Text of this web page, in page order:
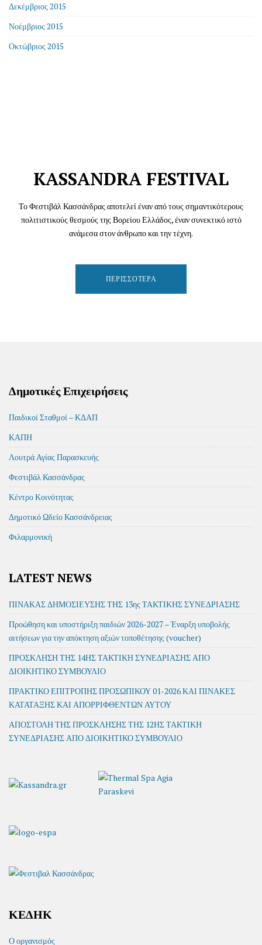
Δεκέμβριος 2015
Νοέμβριος 2015
Οκτώβριος 2015
KASSANDRA FESTIVAL
Το Φεστιβάλ Κασσάνδρας αποτελεί έναν από τους σημαντικότερους
πολιτιστικούς θεσμούς της Βορείου Ελλάδος, έναν συνεκτικό ιστό
ανάμεσα στον άνθρωπο και την τέχνη.
ΠΕΡΙΣΣΌΤΕΡΑ
Δημοτικές Επιχειρήσεις
Παιδικοί Σταθμοί – ΚΔΑΠ
ΚΑΠΗ
Λουτρά Αγίας Παρασκευής
Φεστιβάλ Κασσάνδρας
Κέντρο Κοινότητας
Δημοτικό Ωδείο Κασσάνδρειας
Φιλαρμονική
LATEST NEWS
ΠΙΝΑΚΑΣ ΔΗΜΟΣΙΕΥΣΗΣ ΤΗΣ 13ης ΤΑΚΤΙΚΗΣ ΣΥΝΕΔΡΙΑΣΗΣ
Προώθηση και υποστήριξη παιδιών 2026-2027 – Έναρξη υποβολής
αιτήσεων για την απόκτηση αξιών τοποθέτησης (voucher)
ΠΡΟΣΚΛΗΣΗ ΤΗΣ 14ΗΣ ΤΑΚΤΙΚΗ ΣΥΝΕΔΡΙΑΣΗΣ ΑΠΟ
ΔΙΟΙΚΗΤΙΚΟ ΣΥΜΒΟΥΛΙΟ
ΠΡΑΚΤΙΚΟ ΕΠΙΤΡΟΠΗΣ ΠΡΟΣΩΠΙΚΟΥ 01-2026 ΚΑΙ ΠΙΝΑΚΕΣ
ΚΑΤΑΤΑΞΗΣ ΚΑΙ ΑΠΟΡΡΙΦΘΕΝΤΩΝ ΑΥΤΟΥ
ΑΠΟΣΤΟΛΗ ΤΗΣ ΠΡΟΣΚΛΗΣΗΣ ΤΗΣ 12ΗΣ ΤΑΚΤΙΚΗ
ΣΥΝΕΔΡΙΑΣΗΣ ΑΠΟ ΔΙΟΙΚΗΤΙΚΟ ΣΥΜΒΟΥΛΙΟ
ΚΕΔΗΚ
Ο οργανισμός